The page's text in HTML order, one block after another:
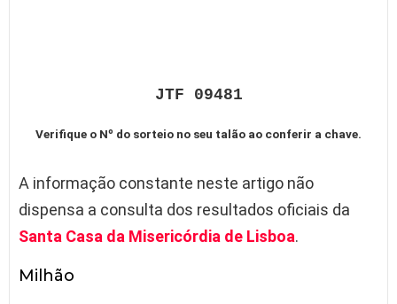
JTF 09481
Verifique o Nº do sorteio no seu talão ao conferir a chave.
A informação constante neste artigo não
dispensa a consulta dos resultados oficiais da
Santa Casa da Misericórdia de Lisboa.
Milhão